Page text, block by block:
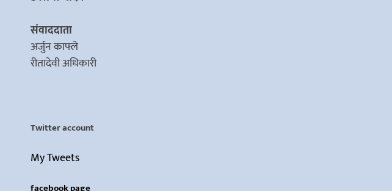
संवाददाता
अर्जुन काफ्ले
रीतादेवी अधिकारी
Twitter account
My Tweets